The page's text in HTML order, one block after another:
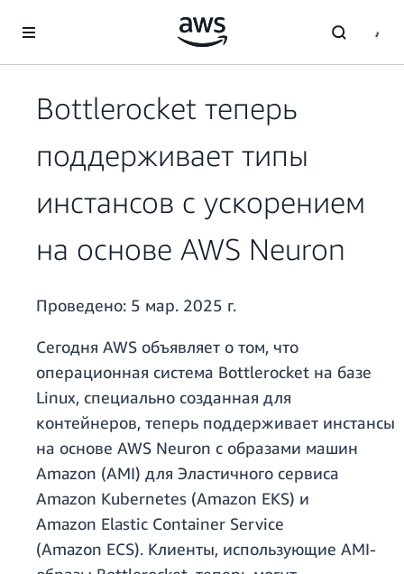
Перейти к главному контенту
Bottlerocket теперь
поддерживает типы
инстансов с ускорением
на основе AWS Neuron
Проведено: 5 мар. 2025 г.
Сегодня AWS объявляет о том, что
операционная система Bottlerocket на базе
Linux, специально созданная для
контейнеров, теперь поддерживает инстансы
на основе AWS Neuron с образами машин
Amazon (AMI) для Эластичного сервиса
Amazon Kubernetes (Amazon EKS) и
Amazon Elastic Container Service
(Amazon ECS). Клиенты, использующие AMI-